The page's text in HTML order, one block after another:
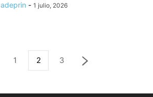
adeprin - 1 julio, 2026
1 2 3